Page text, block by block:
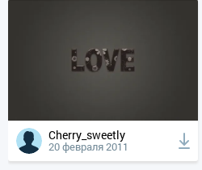
Cherry_sweetly
20 февраля 2011